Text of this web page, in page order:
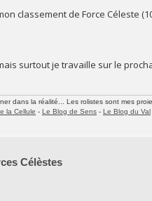
classement de Force Céleste
surtout je travaille sur le
dans la réalité... Les rolistes sont mes
la Cellule - Le Blog de Sens - Le Blog du Val
Célèstes